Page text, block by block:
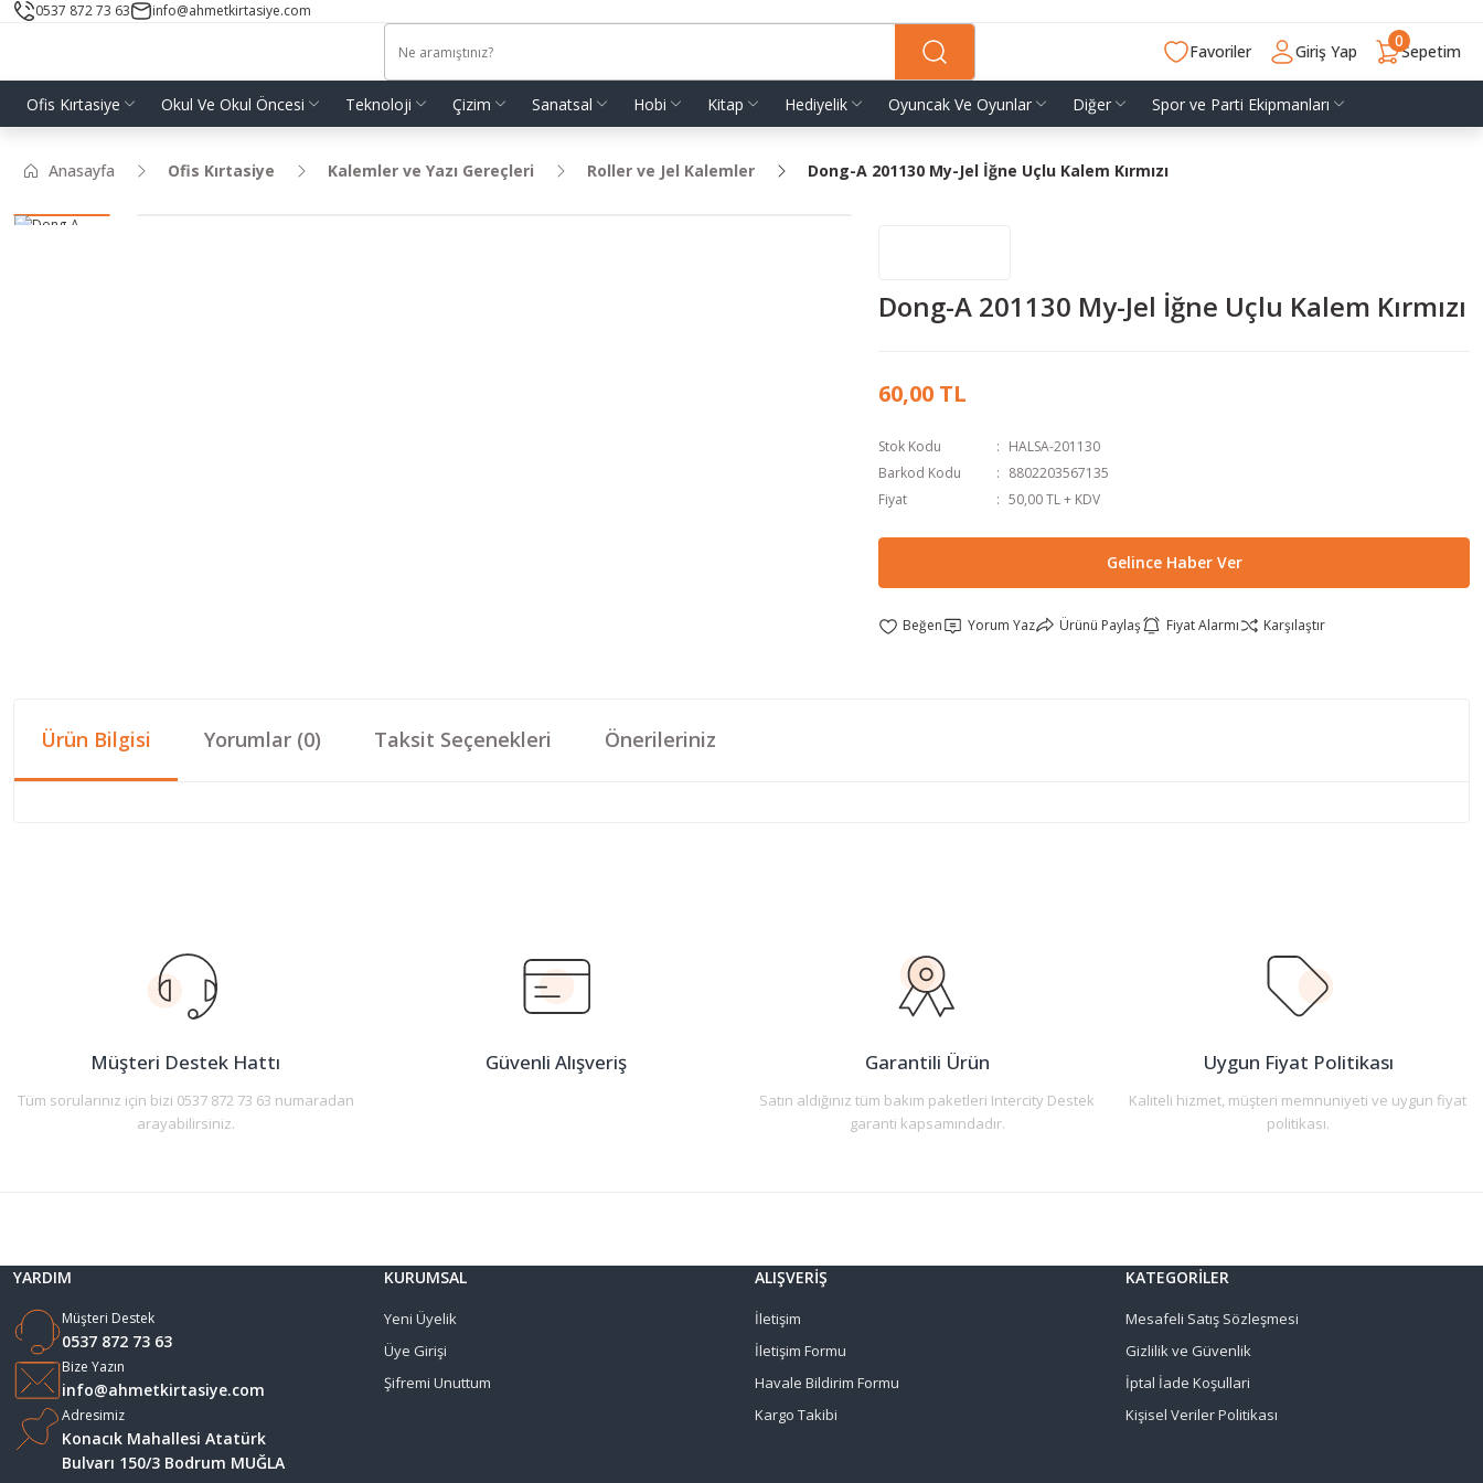
0537 872 73 63 info@ahmetkirtasiye.com
Favoriler Giriş Yap Sepetim
0
Ofis Kırtasiye Okul Ve Okul Öncesi Teknoloji Çizim Sanatsal Hobi Kitap Hediyelik Oyuncak Ve Oyunlar Diğer Spor ve Parti Ekipmanları
Anasayfa Ofis Kırtasiye Kalemler ve Yazı Gereçleri Roller ve Jel Kalemler Dong-A 201130 My-Jel İğne Uçlu Kalem Kırmızı
Dong-A 201130 My-Jel İğne Uçlu Kalem Kırmızı
60,00 TL
Stok Kodu
HALSA-201130
Barkod Kodu
8802203567135
Fiyat
50,00 TL + KDV
Gelince Haber Ver
Yorum Yaz Ürünü Paylaş Fiyat Alarmı Karşılaştır
Ürün Bilgisi Yorumlar (0) Taksit Seçenekleri Önerileriniz
Ürün açıklamasında eksik bilgiler bulunuyor.
Ürün bilgilerinde hatalar bulunuyor.
Bu ürüne benzer farklı alternatifler olmalı.
Müşteri Destek Hattı
Tüm sorularınız için bizi 0537 872 73 63 numaradan
arayabilirsiniz.
Güvenli Alışveriş Garantili Ürün
Satın aldığınız tüm bakım paketleri Intercity Destek
garanti kapsamındadır.
Uygun Fiyat Politikası
Kaliteli hizmet, müşteri memnuniyeti ve uygun fiyat
politikası.
YARDIM
Müşteri Destek
0537 872 73 63
Bize Yazın
info@ahmetkirtasiye.com
Adresimiz
Konacık Mahallesi Atatürk
Bulvarı 150/3 Bodrum MUĞLA
KURUMSAL
Yeni Üyelik
Üye Girişi
Şifremi Unuttum
ALIŞVERİŞ
İletişim
İletişim Formu
Havale Bildirim Formu
Kargo Takibi
KATEGORİLER
Mesafeli Satış Sözleşmesi
Gizlilik ve Güvenlik
İptal İade Koşullari
Kişisel Veriler Politikası